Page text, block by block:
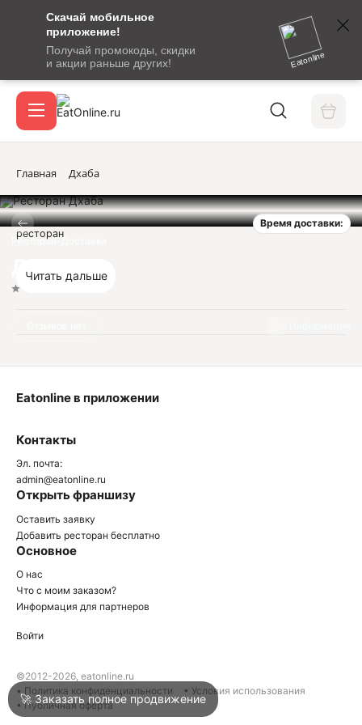
Скачай мобильное
приложение!
Получай промокоды, скидки
и акции раньше других!
Eatonline
сообщение
кодом
подтверждения
Вход / регистрация
Акции
Войти
Написать в техподдержку
Главная Дхаба
Время доставки:
Ресторан-Доставка
Дхаба
ресторан
Читать дальше
Контакты
Эл. почта:
admin@eatonline.ru
Открыть франшизу
Оставить заявку
Добавить ресторан бесплатно
Основное
О нас
Что с моим заказом?
Информация для партнеров
Eatonline в приложении
Войти
©2012-2026, eatonline.ru
• Политика конфиденциальности
• Условия использования
• Публичная оферта
🚀 Заказать полное продвижение